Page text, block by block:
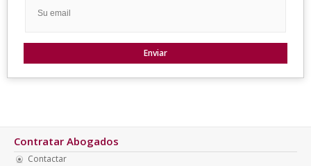
Contratar Abogados
Contactar